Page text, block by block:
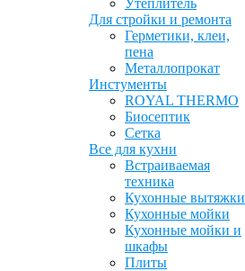
Утеплитель
Для стройки и ремонта
Герметики, клеи,
пена
Металлопрокат
Инстументы
ROYAL THERMO
Биосептик
Сетка
Все для кухни
Встраиваемая
техника
Кухонные вытяжки
Кухонные мойки
Кухонные мойки и
шкафы
Плиты